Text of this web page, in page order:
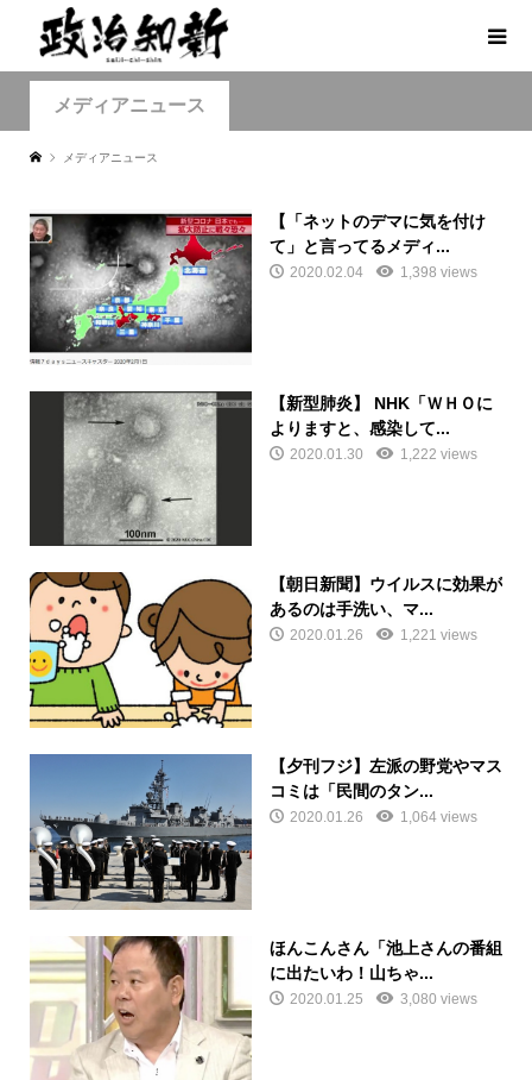
メディアニュース
メディアニュース
【「ネットのデマに気を付け
て」と言ってるメディ...
2020.02.04 1,398 views
【新型肺炎】 NHK「ＷＨＯに
よりますと、感染して...
2020.01.30 1,222 views
【朝日新聞】ウイルスに効果が
あるのは手洗い、マ...
2020.01.26 1,221 views
【夕刊フジ】左派の野党やマス
コミは「民間のタン...
2020.01.26 1,064 views
ほんこんさん「池上さんの番組
に出たいわ！山ちゃ...
2020.01.25 3,080 views